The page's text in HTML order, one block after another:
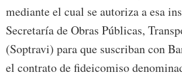
mediante el cual se autoriza a esa
Secretaría de Obras Públicas,
(Soptravi) para que suscriban con
el contrato de fideicomiso